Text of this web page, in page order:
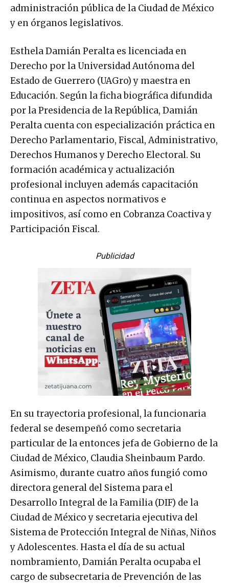
administración pública de la Ciudad de México
y en órganos legislativos.
Esthela Damián Peralta es licenciada en
Derecho por la Universidad Autónoma del
Estado de Guerrero (UAGro) y maestra en
Educación. Según la ficha biográfica difundida
por la Presidencia de la República, Damián
Peralta cuenta con especialización práctica en
Derecho Parlamentario, Fiscal, Administrativo,
Derechos Humanos y Derecho Electoral. Su
formación académica y actualización
profesional incluyen además capacitación
continua en aspectos normativos e
impositivos, así como en Cobranza Coactiva y
Participación Fiscal.
Publicidad
En su trayectoria profesional, la funcionaria
federal se desempeñó como secretaria
particular de la entonces jefa de Gobierno de la
Ciudad de México, Claudia Sheinbaum Pardo.
Asimismo, durante cuatro años fungió como
directora general del Sistema para el
Desarrollo Integral de la Familia (DIF) de la
Ciudad de México y secretaria ejecutiva del
Sistema de Protección Integral de Niñas, Niños
y Adolescentes. Hasta el día de su actual
nombramiento, Damián Peralta ocupaba el
cargo de subsecretaria de Prevención de las